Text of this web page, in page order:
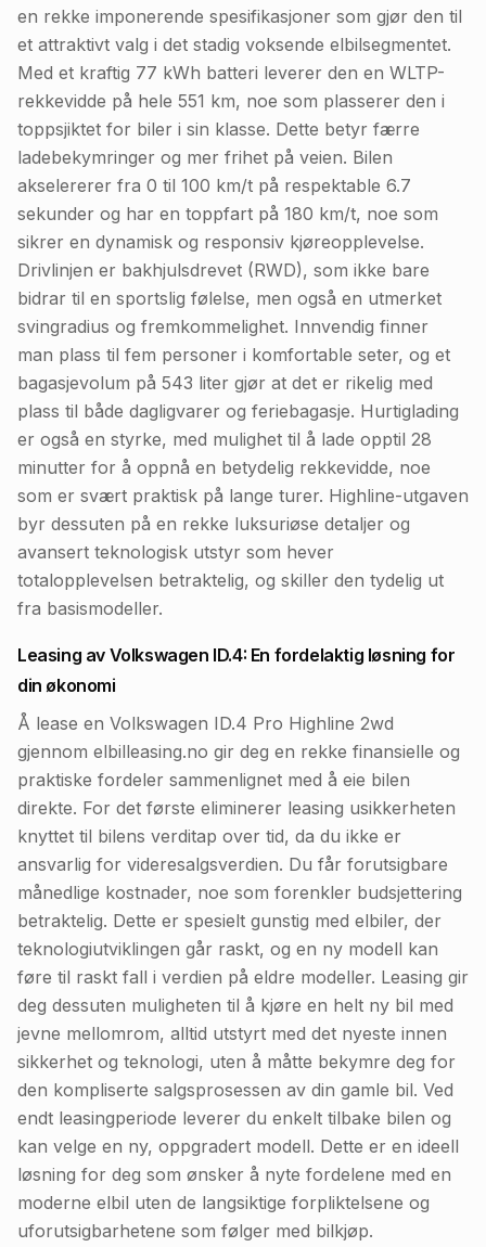
en rekke imponerende spesifikasjoner som gjør den til
et attraktivt valg i det stadig voksende elbilsegmentet.
Med et kraftig 77 kWh batteri leverer den en WLTP-
rekkevidde på hele 551 km, noe som plasserer den i
toppsjiktet for biler i sin klasse. Dette betyr færre
ladebekymringer og mer frihet på veien. Bilen
akselererer fra 0 til 100 km/t på respektable 6.7
sekunder og har en toppfart på 180 km/t, noe som
sikrer en dynamisk og responsiv kjøreopplevelse.
Drivlinjen er bakhjulsdrevet (RWD), som ikke bare
bidrar til en sportslig følelse, men også en utmerket
svingradius og fremkommelighet. Innvendig finner
man plass til fem personer i komfortable seter, og et
bagasjevolum på 543 liter gjør at det er rikelig med
plass til både dagligvarer og feriebagasje. Hurtiglading
er også en styrke, med mulighet til å lade opptil 28
minutter for å oppnå en betydelig rekkevidde, noe
som er svært praktisk på lange turer. Highline-utgaven
byr dessuten på en rekke luksuriøse detaljer og
avansert teknologisk utstyr som hever
totalopplevelsen betraktelig, og skiller den tydelig ut
fra basismodeller.
Leasing av Volkswagen ID.4: En fordelaktig løsning for
din økonomi
Å lease en Volkswagen ID.4 Pro Highline 2wd
gjennom elbilleasing.no gir deg en rekke finansielle og
praktiske fordeler sammenlignet med å eie bilen
direkte. For det første eliminerer leasing usikkerheten
knyttet til bilens verditap over tid, da du ikke er
ansvarlig for videresalgsverdien. Du får forutsigbare
månedlige kostnader, noe som forenkler budsjettering
betraktelig. Dette er spesielt gunstig med elbiler, der
teknologiutviklingen går raskt, og en ny modell kan
føre til raskt fall i verdien på eldre modeller. Leasing gir
deg dessuten muligheten til å kjøre en helt ny bil med
jevne mellomrom, alltid utstyrt med det nyeste innen
sikkerhet og teknologi, uten å måtte bekymre deg for
den kompliserte salgsprosessen av din gamle bil. Ved
endt leasingperiode leverer du enkelt tilbake bilen og
kan velge en ny, oppgradert modell. Dette er en ideell
løsning for deg som ønsker å nyte fordelene med en
moderne elbil uten de langsiktige forpliktelsene og
uforutsigbarhetene som følger med bilkjøp.